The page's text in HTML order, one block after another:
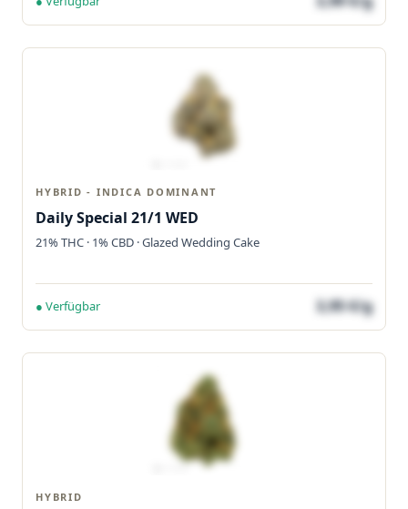
HYBRID - INDICA DOMINANT
Daily Special 21/1 WED
21% THC · 1% CBD · Glazed Wedding Cake
● Verfügbar 3,95 €/g
HYBRID